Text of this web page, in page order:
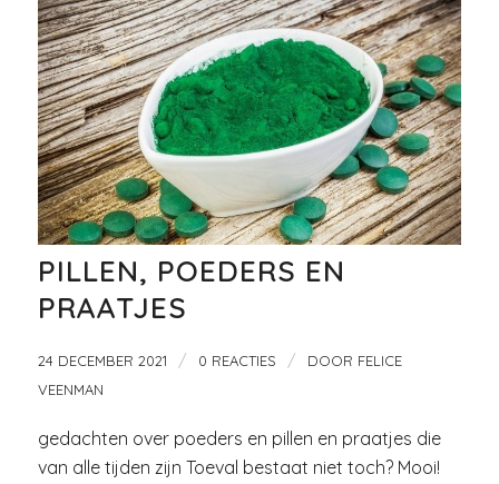
PILLEN, POEDERS EN
PRAATJES
24 DECEMBER 2021 / 0 REACTIES / DOOR FELICE
VEENMAN
gedachten over poeders en pillen en praatjes die
van alle tijden zijn Toeval bestaat niet toch? Mooi!